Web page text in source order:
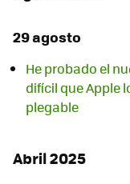
29 agosto
He probado el
difícil que Apple
plegable
Abril 2025